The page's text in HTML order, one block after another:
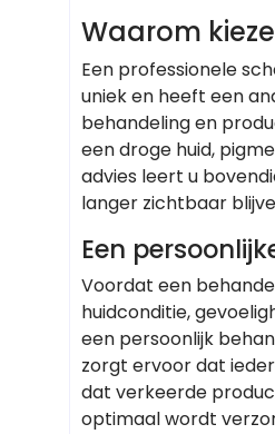
Waarom
Een professionele
uniek en heeft een
behandeling en
een droge huid,
advies leert u
langer zichtbaar
Een
Voordat een
huidconditie,
een persoonlijk
zorgt ervoor dat
dat verkeerde
optimaal wordt